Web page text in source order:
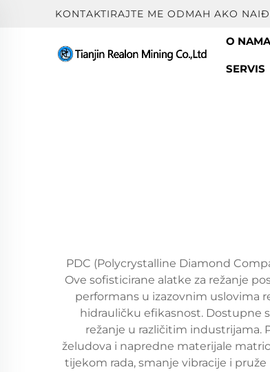
KONTAKTIRAJTE ME ODMAH AKO
O NAMA
SERVIS
PDC (Polycrystalline Diamond
Ove sofisticirane alatke za režanje
performans u izazovnim uslovima
hidrauličku efikasnost. Dostupne
režanje u različitim industrijama.
želudova i napredne materijale
tijekom rada, smanje vibracije i